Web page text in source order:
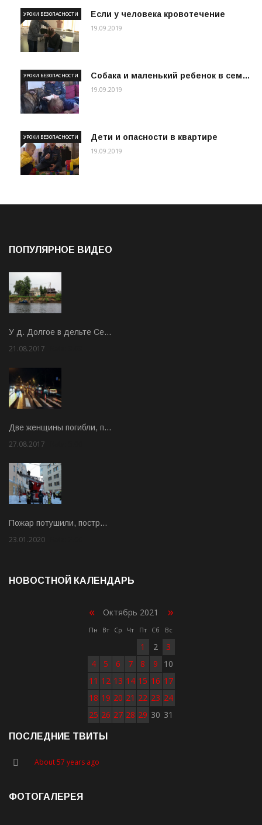
Если у человека кровотечение
УРОКИ БЕЗОПАСНОСТИ
19.09.2019
Собака и маленький ребенок в сем…
УРОКИ БЕЗОПАСНОСТИ
19.09.2019
Дети и опасности в квартире
УРОКИ БЕЗОПАСНОСТИ
19.09.2019
ПОПУЛЯРНОЕ ВИДЕО
У д. Долгое в дельте Се…
21.08.2017
Две женщины погибли, п…
27.08.2017
Пожар потушили, постр…
23.01.2020
НОВОСТНОЙ КАЛЕНДАРЬ
« Октябрь 2021 »
Пн Вт Ср Чт Пт Сб Вс
1 2
3
4
5 6 7 8 9
10
11 12 13 14 15 16 17
18 19 20 21 22 23 24
25 26 27 28 29 30 31
ПОСЛЕДНИЕ ТВИТЫ
About 57 years ago
ФОТОГАЛЕРЕЯ